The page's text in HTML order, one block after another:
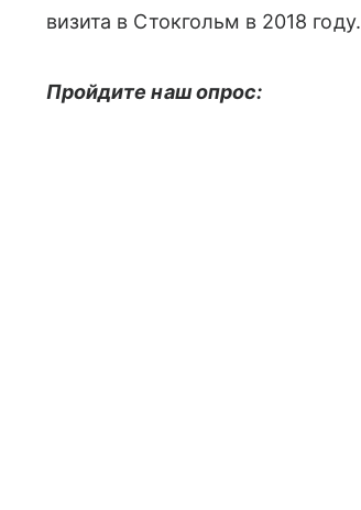
визита в Стокгольм в 2018 году.
Пройдите наш опрос: